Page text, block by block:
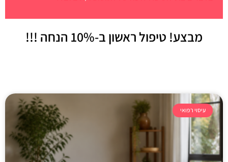
מבצע! טיפול ראשון ב-10% הנחה !!!
עיסוי רפואי